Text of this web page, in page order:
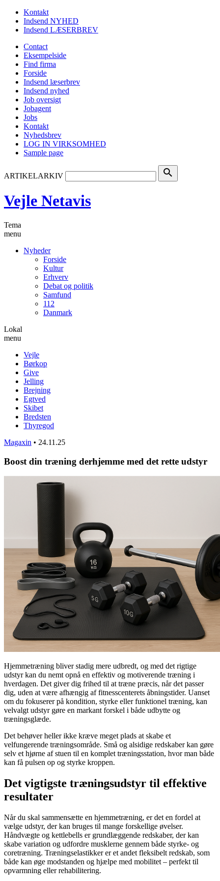
Kontakt
Indsend NYHED
Indsend LÆSERBREV
Contact
Eksempelside
Find firma
Forside
Indsend læserbrev
Indsend nyhed
Job oversigt
Jobagent
Jobs
Kontakt
Nyhedsbrev
LOG IN VIRKSOMHED
Sample page
ARTIKELARKIV search
Vejle Netavis
Tema
menu
Nyheder
Forside
Kultur
Erhverv
Debat og politik
Samfund
112
Danmark
Lokal
menu
Vejle
Børkop
Give
Jelling
Brejning
Egtved
Skibet
Bredsten
Thyregod
Magaxin • 24.11.25
Boost din træning derhjemme med det rette udstyr
Hjemmetræning bliver stadig mere udbredt, og med det rigtige
udstyr kan du nemt opnå en effektiv og motiverende træning i
hverdagen. Det giver dig frihed til at træne præcis, når det passer
dig, uden at være afhængig af fitnesscenterets åbningstider. Uanset
om du fokuserer på kondition, styrke eller funktionel træning, kan
velvalgt udstyr gøre en markant forskel i både udbytte og
træningsglæde.
Det behøver heller ikke kræve meget plads at skabe et
velfungerende træningsområde. Små og alsidige redskaber kan gøre
selv et hjørne af stuen til en komplet træningsstation, hvor man både
kan få pulsen op og styrke kroppen.
Det vigtigste træningsudstyr til effektive
resultater
Når du skal sammensætte en hjemmetræning, er det en fordel at
vælge udstyr, der kan bruges til mange forskellige øvelser.
Håndvægte og kettlebells er grundlæggende redskaber, der kan
skabe variation og udfordre musklerne gennem både styrke- og
coretræning. Træningselastikker er et andet fleksibelt redskab, som
både kan øge modstanden og hjælpe med mobilitet – perfekt til
opvarmning eller rehabilitering.